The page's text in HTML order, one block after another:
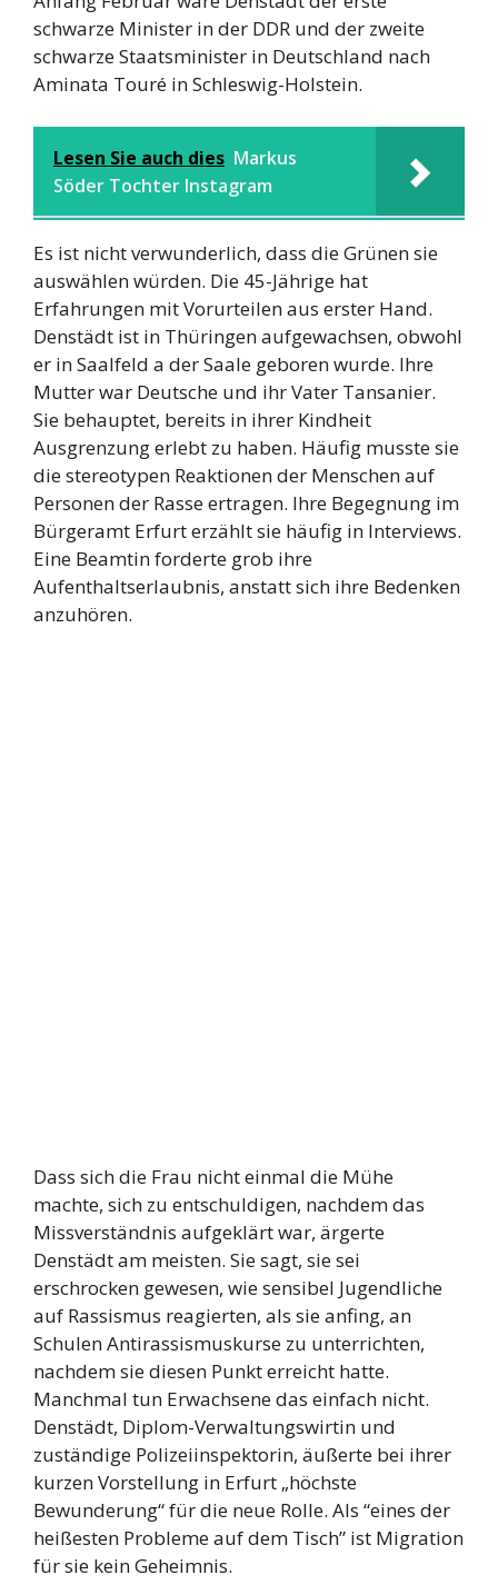
schwarze Minister in der DDR und der zweite
schwarze Staatsminister in Deutschland nach
Aminata Touré in Schleswig-Holstein.
Lesen Sie auch dies Markus
Söder Tochter Instagram
Es ist nicht verwunderlich, dass die Grünen sie
auswählen würden. Die 45-Jährige hat
Erfahrungen mit Vorurteilen aus erster Hand.
Denstädt ist in Thüringen aufgewachsen, obwohl
er in Saalfeld a der Saale geboren wurde. Ihre
Mutter war Deutsche und ihr Vater Tansanier.
Sie behauptet, bereits in ihrer Kindheit
Ausgrenzung erlebt zu haben. Häufig musste sie
die stereotypen Reaktionen der Menschen auf
Personen der Rasse ertragen. Ihre Begegnung im
Bürgeramt Erfurt erzählt sie häufig in Interviews.
Eine Beamtin forderte grob ihre
Aufenthaltserlaubnis, anstatt sich ihre Bedenken
anzuhören.
Dass sich die Frau nicht einmal die Mühe
machte, sich zu entschuldigen, nachdem das
Missverständnis aufgeklärt war, ärgerte
Denstädt am meisten. Sie sagt, sie sei
erschrocken gewesen, wie sensibel Jugendliche
auf Rassismus reagierten, als sie anfing, an
Schulen Antirassismuskurse zu unterrichten,
nachdem sie diesen Punkt erreicht hatte.
Manchmal tun Erwachsene das einfach nicht.
Denstädt, Diplom-Verwaltungswirtin und
zuständige Polizeiinspektorin, äußerte bei ihrer
kurzen Vorstellung in Erfurt „höchste
Bewunderung“ für die neue Rolle. Als “eines der
heißesten Probleme auf dem Tisch” ist Migration
für sie kein Geheimnis.